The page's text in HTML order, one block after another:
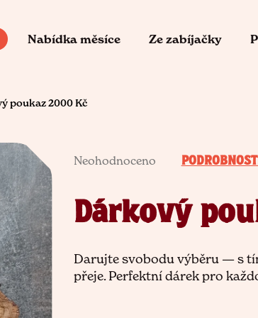
Nabídka měsíce Ze zabíjačky
poukaz 2000 Kč
hodnocení
je
0,0
hvězdiček.
Neohodnoceno
Dárkový
Darujte svobodu výběru — s
přeje. Perfektní dárek pro
HLEDAT
Doporučujeme